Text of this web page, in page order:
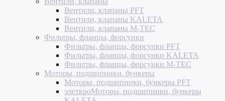
Вентили, клапаны PFT
Вентили, клапаны KALETA
Вентили, клапаны M-TEC
Фильтры, фланцы, форсунки
Фильтры, фланцы, форсунки PFT
Фильтры, фланцы, форсунки KALETA
Фильтры, фланцы, форсунки M-TEC
Моторы, подшипники, бункеры
Моторы, подшипники, бункеры PFT
элеткроМоторы, подшипники, бункеры